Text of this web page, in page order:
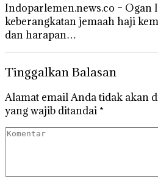
Indoparlemen.news.co – Ogan
keberangkatan jemaah haji
dan harapan…
Tinggalkan Balasan
Alamat email Anda tidak akan
yang wajib ditandai *